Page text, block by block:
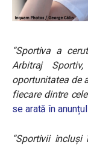
“Sportiva a
Arbitraj
oportunitatea de
fiecare dintre
se arată în
“Sportivii incluși